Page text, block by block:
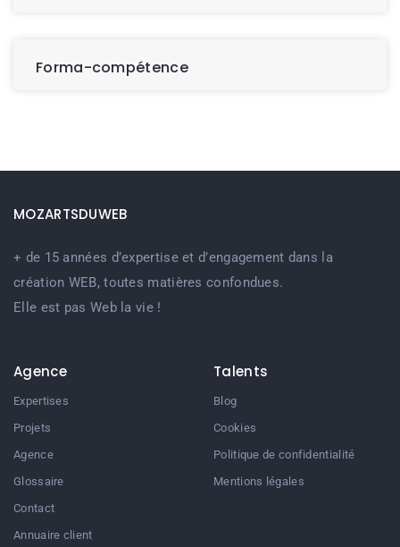
Forma-compétence
MOZARTSDUWEB
+ de 15 années d’expertise et d’engagement dans la
création WEB, toutes matières confondues.
Elle est pas Web la vie !
Agence
Expertises
Projets
Agence
Glossaire
Contact
Annuaire client
Talents
Blog
Cookies
Politique de confidentialité
Mentions légales